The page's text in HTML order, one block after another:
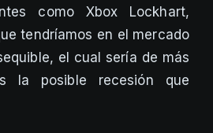
como Xbox Lockhart,
tendríamos en el mercado
el cual sería de más
la posible recesión que